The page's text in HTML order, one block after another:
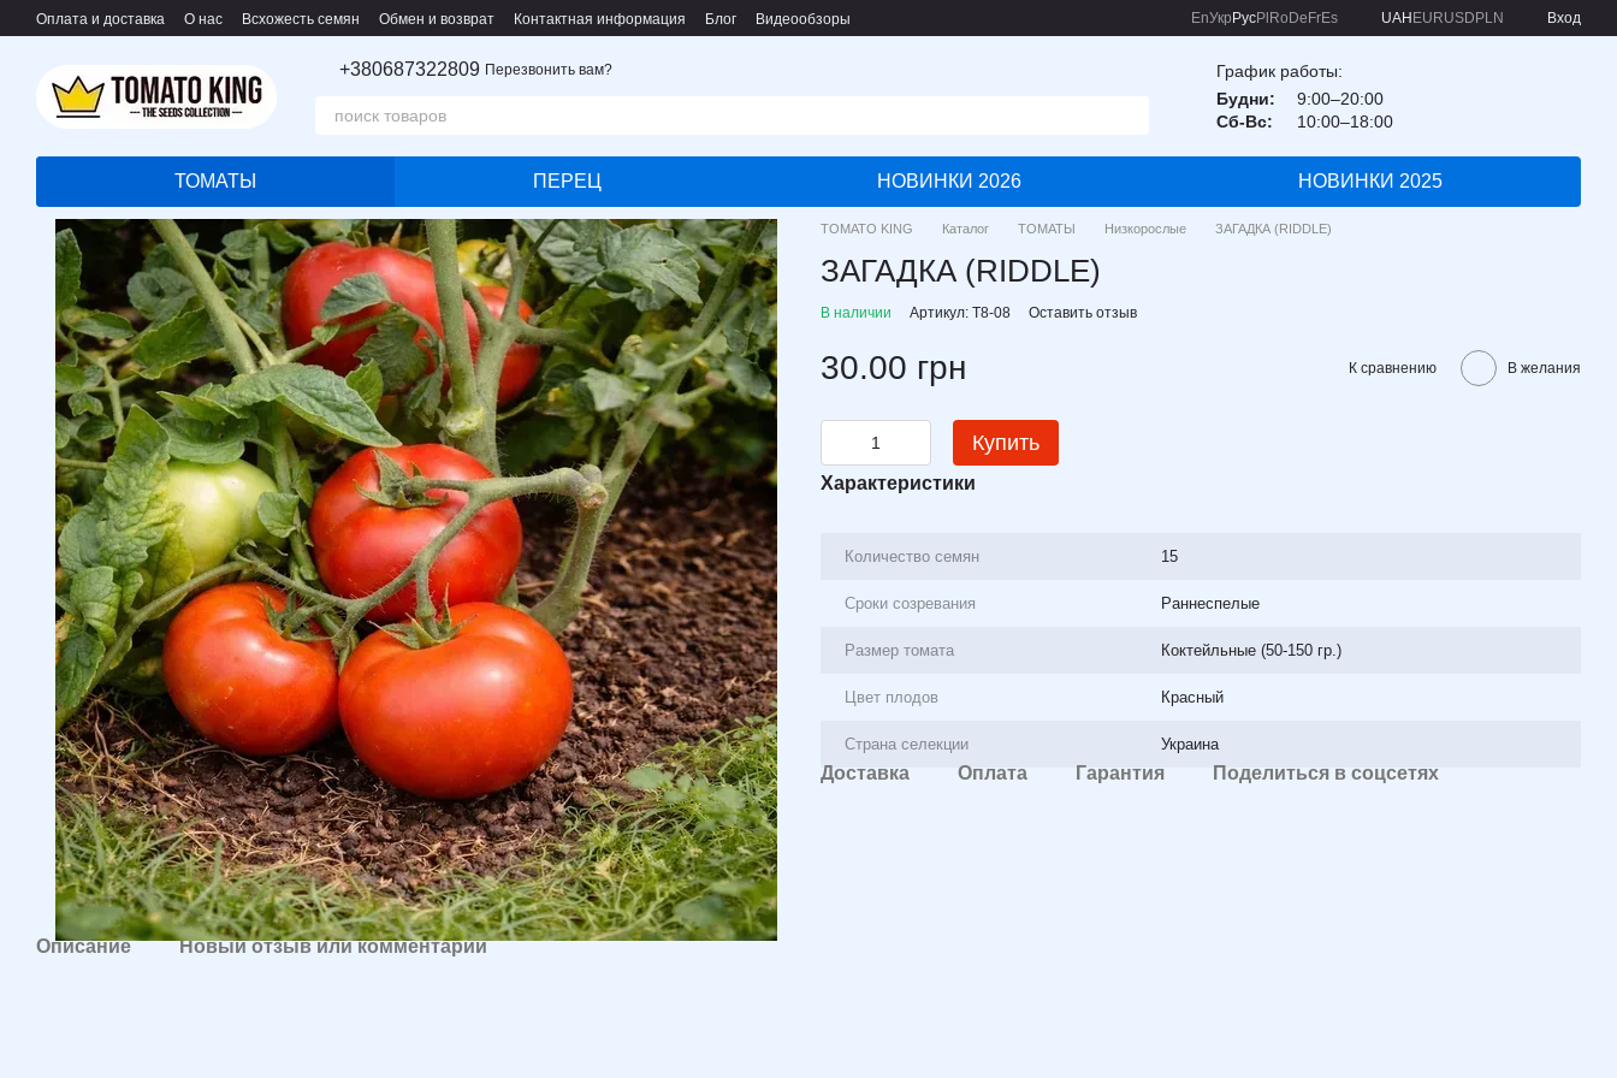
Перейти к основному контенту
Оплата и доставка О нас Всхожесть семян Обмен и возврат Контактная информация Блог
Видеообзоры
EnУкр РусPl Ro De FrEs UAH EURUSD PLN Вход
+380687322809 Перезвонить вам?
График работы:
Будни:
9:00–20:00
Сб-Вс:
10:00–18:00
ТОМАТЫ ПЕРЕЦ НОВИНКИ 2026 НОВИНКИ 2025
Описание Новый отзыв или комментарий
TOMATO KING Каталог ТОМАТЫ Низкорослые ЗАГАДКА (RIDDLE)
ЗАГАДКА (RIDDLE)
В наличии Артикул: T8-08 Оставить отзыв
30.00 грн К сравнению В желания
Купить
Характеристики
Количество семян 15
Сроки созревания Раннеспелые
Размер томата Коктейльные (50-150 гр.)
Цвет плодов Красный
Страна селекции Украина
Доставка Оплата Гарантия Поделиться в соцсетях